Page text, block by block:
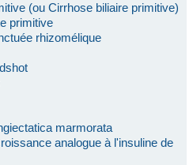
(ou Cirrhose biliaire primitive)
primitive
rhizomélique
marmorata
analogue à l'insuline de